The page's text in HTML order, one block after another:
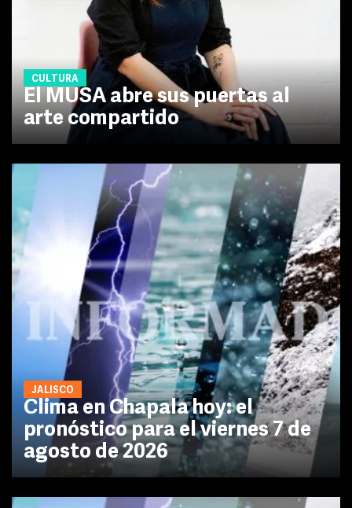
CULTURA
El MUSA abre sus puertas al
arte compartido
JALISCO
Clima en Chapala hoy: el
pronóstico para el viernes 7 de
agosto de 2026